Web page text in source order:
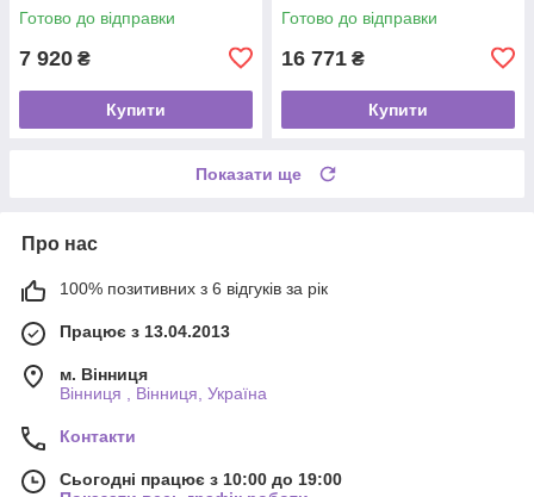
Готово до відправки
7 920 ₴
Купити
Готово до відправки
16 771 ₴
Купити
Показати ще
Про нас
100% позитивних з 6 відгуків за рік
Працює з 13.04.2013
м. Вінниця
Вінниця , Вінниця, Україна
Контакти
Сьогодні працює з 10:00 до 19:00